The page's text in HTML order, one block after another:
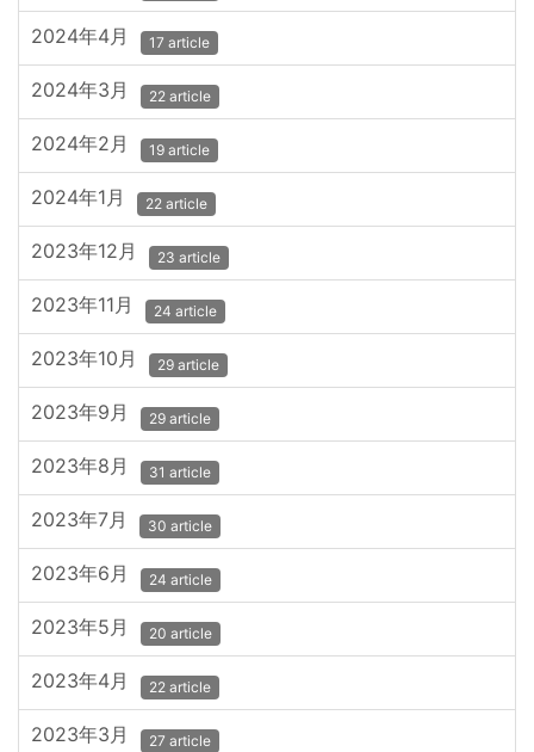
2024年4月 17 article
2024年3月 22 article
2024年2月 19 article
2024年1月 22 article
2023年12月 23 article
2023年11月 24 article
2023年10月 29 article
2023年9月 29 article
2023年8月 31 article
2023年7月 30 article
2023年6月 24 article
2023年5月 20 article
2023年4月 22 article
2023年3月 27 article